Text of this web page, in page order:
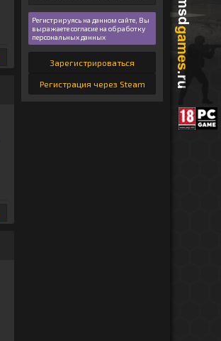
Регистрируясь на данном сайте, Вы
выражаете согласие на обработку
персональных данных
Зарегистрироваться
Регистрация через Steam